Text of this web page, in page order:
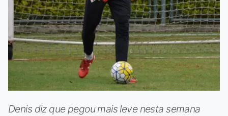
Denis diz que pegou mais leve nesta semana